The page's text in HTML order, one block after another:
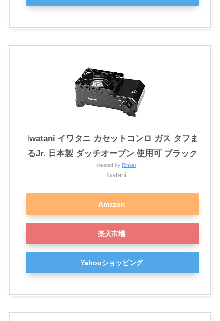
Iwatani イワタニ カセットコンロ ガス タフま
るJr. 日本製 ダッチオーブン 使用可 ブラック
created by Rinker
Iwatani
Amazon
楽天市場
Yahooショッピング